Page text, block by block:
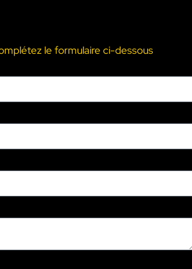
le formulaire ci-dessous